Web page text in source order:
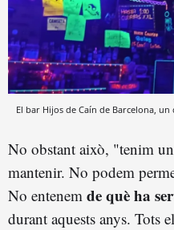
El bar Hijos de Caín de Barcelona, un
No obstant això, "tenim
mantenir. No podem
No entenem de què ha
durant aquests anys. Tots